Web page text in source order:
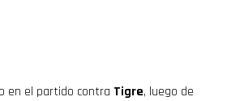
en el partido contra Tigre, luego de